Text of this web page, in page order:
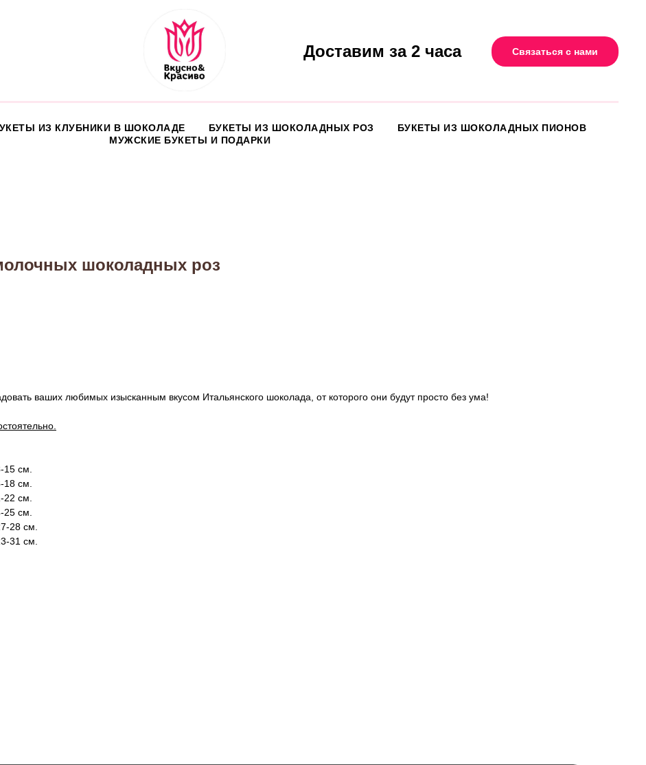
Доставим за 2 часа Связаться с нами
ИЗ КЛУБНИКИ В ШОКОЛАДЕ БУКЕТЫ ИЗ ШОКОЛАДНЫХ РОЗ
БУКЕТЫ ИЗ ШОКОЛАДНЫХ ПИОНОВ
МУЖСКИЕ БУКЕТЫ И ПОДАРКИ
шоколадных роз
ваших любимых изысканным вкусом Итальянского шоколада, от которого они будут просто без ума!
15 см.
18 см.
22 см.
25 см.
28 см.
31 см.